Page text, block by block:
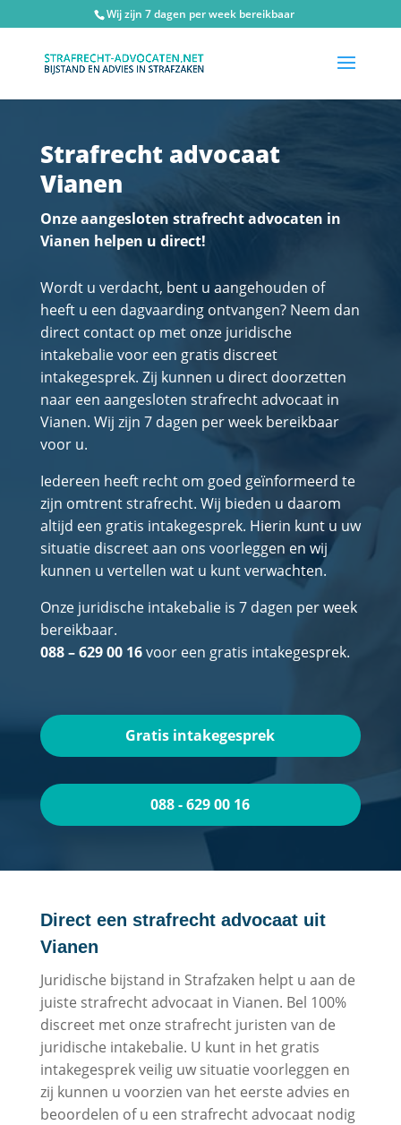
Wij zijn 7 dagen per week bereikbaar
Strafrecht advocaat
Vianen
Onze aangesloten strafrecht advocaten in
Vianen helpen u direct!
Wordt u verdacht, bent u aangehouden of
heeft u een dagvaarding ontvangen? Neem dan
direct contact op met onze juridische
intakebalie voor een gratis discreet
intakegesprek. Zij kunnen u direct doorzetten
naar een aangesloten strafrecht advocaat in
Vianen. Wij zijn 7 dagen per week bereikbaar
voor u.
Iedereen heeft recht om goed geïnformeerd te
zijn omtrent strafrecht. Wij bieden u daarom
altijd een gratis intakegesprek. Hierin kunt u uw
situatie discreet aan ons voorleggen en wij
kunnen u vertellen wat u kunt verwachten.
Onze juridische intakebalie is 7 dagen per week
bereikbaar.
088 – 629 00 16voor een gratis intakegesprek.
Gratis intakegesprek
088 - 629 00 16
Direct een strafrecht advocaat uit
Vianen
Juridische bijstand in Strafzaken helpt u aan de
juiste strafrecht advocaat in Vianen. Bel 100%
discreet met onze strafrecht juristen van de
juridische intakebalie. U kunt in het gratis
intakegesprek veilig uw situatie voorleggen en
zij kunnen u voorzien van het eerste advies en
beoordelen of u een strafrecht advocaat nodig